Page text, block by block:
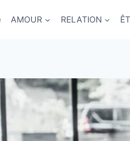
AMOUR RELATION